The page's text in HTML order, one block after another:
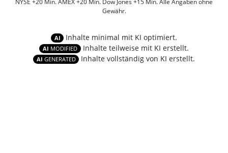
Gewähr.
AI Inhalte minimal mit KI optimiert.
AI MODIFIED Inhalte teilweise mit KI erstellt.
AI GENERATED Inhalte vollständig von KI erstellt.